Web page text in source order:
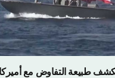
تكشف طبيعة التفاوض مع